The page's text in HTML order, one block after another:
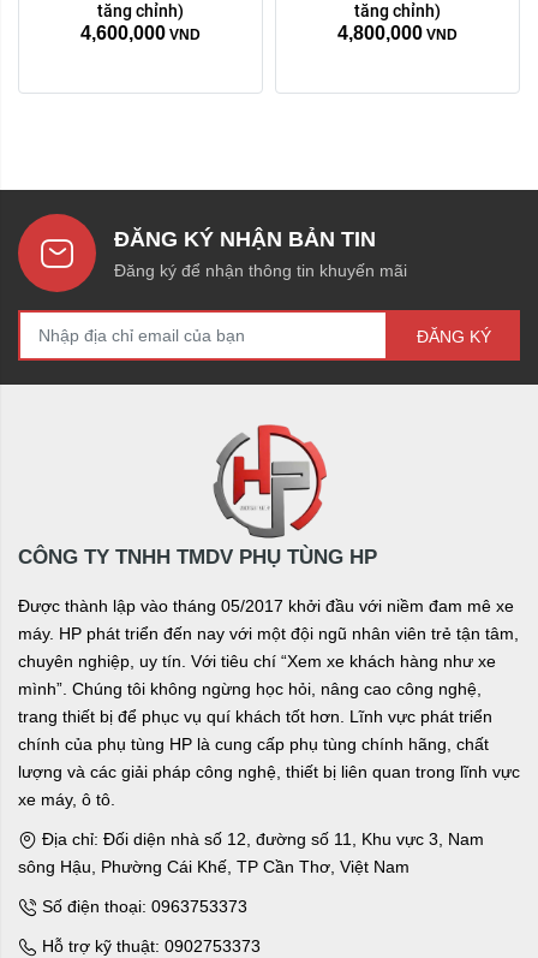
tăng chỉnh)
4,600,000 VND
tăng chỉnh)
4,800,000 VND
ĐĂNG KÝ NHẬN BẢN TIN
Đăng ký để nhận thông tin khuyến mãi
ĐĂNG KÝ
CÔNG TY TNHH TMDV PHỤ TÙNG HP
Được thành lập vào tháng 05/2017 khởi đầu với niềm đam mê xe
máy. HP phát triển đến nay với một đội ngũ nhân viên trẻ tận tâm,
chuyên nghiệp, uy tín. Với tiêu chí “Xem xe khách hàng như xe
mình”. Chúng tôi không ngừng học hỏi, nâng cao công nghệ,
trang thiết bị để phục vụ quí khách tốt hơn. Lĩnh vực phát triển
chính của phụ tùng HP là cung cấp phụ tùng chính hãng, chất
lượng và các giải pháp công nghệ, thiết bị liên quan trong lĩnh vực
xe máy, ô tô.
Địa chỉ: Đối diện nhà số 12, đường số 11, Khu vực 3, Nam
sông Hậu, Phường Cái Khế, TP Cần Thơ, Việt Nam
Số điện thoại: 0963753373
Hỗ trợ kỹ thuật: 0902753373